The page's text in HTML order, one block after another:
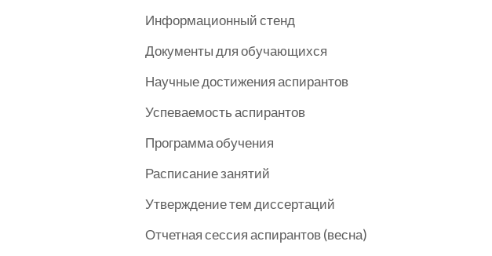
Информационный стенд
Документы для обучающихся
Научные достижения аспирантов
Успеваемость аспирантов
Программа обучения
Расписание занятий
Утверждение тем диссертаций
Отчетная сессия аспирантов (весна)